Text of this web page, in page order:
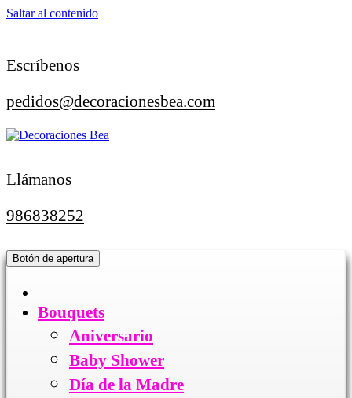
Saltar al contenido
Escríbenos
pedidos@decoracionesbea.com
Llámanos
986838252
Botón de apertura
Bouquets
Aniversario
Baby Shower
Día de la Madre